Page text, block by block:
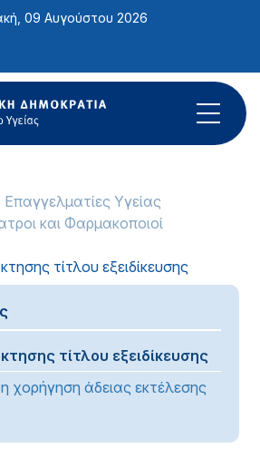
09 Αυγούστου 2026
Επαγγελματίες Υγείας
και Φαρμακοποιοί
τίτλου εξειδίκευσης
τίτλου εξειδίκευσης
χορήγηση άδειας εκτέλεσης